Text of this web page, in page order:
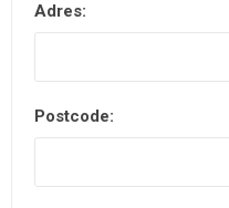
Adres:
Postcode: